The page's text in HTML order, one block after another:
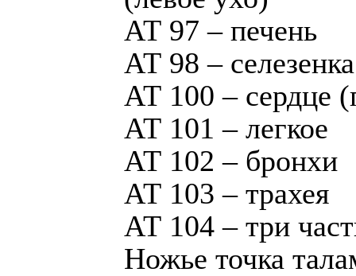
АТ 97 – печень
АТ 98 – селезенка
АТ 100 – сердце
АТ 101 – легкое
АТ 102 – бронхи
АТ 103 – трахея
АТ 104 – три
Ножье точка